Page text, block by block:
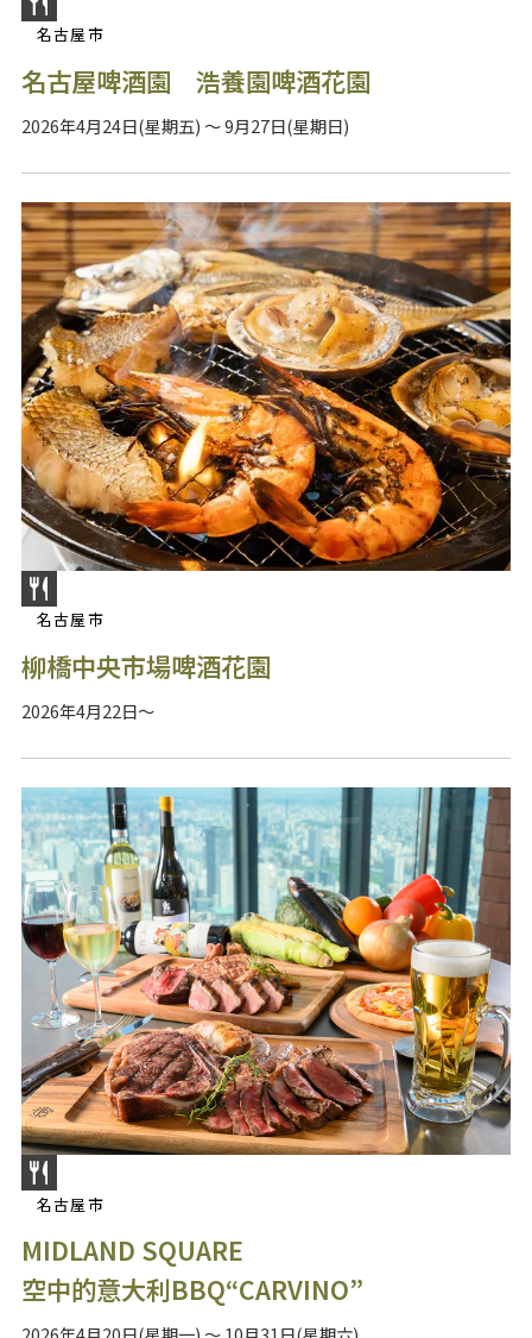
名古屋市
名古屋啤酒園 浩養園啤酒花園
2026年4月24日(星期五) ～ 9月27日(星期日)
名古屋市
柳橋中央市場啤酒花園
2026年4月22日～
名古屋市
MIDLAND SQUARE
空中的意大利BBQ“CARVINO”